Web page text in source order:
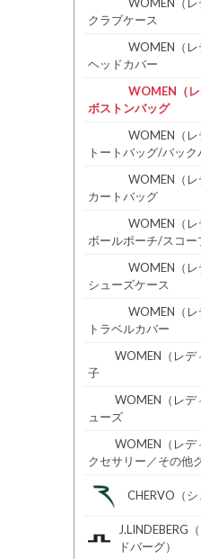
クラブケース
WOMEN（レ
ヘッドカバー
WOMEN（レ
ボストンバッグ
WOMEN（レ
トートバッグ/バック
WOMEN（レ
カートバッグ
WOMEN（レ
ボールポーチ/スコー
WOMEN（レ
シューズケース
WOMEN（レ
トラベルカバー
WOMEN（レデ
子
WOMEN（レデ
ューズ
WOMEN（レデ
クセサリー／その他
CHERVO（シ
J.LINDEBERG
ドバーグ）